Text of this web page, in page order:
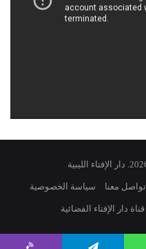
تواصل معنا سياسة الخصوصية
قناة دار الإفتاء الفضائية